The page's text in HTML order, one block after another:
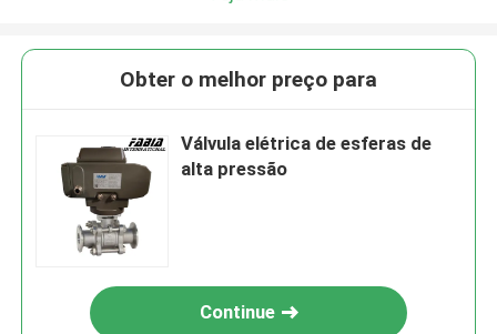
Obter o melhor preço para
Válvula elétrica de esferas de
alta pressão
Continue